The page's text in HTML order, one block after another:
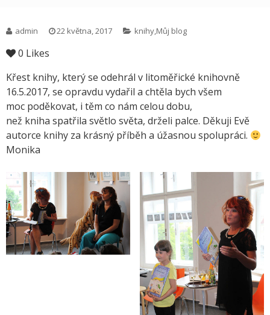
admin 22 května, 2017 knihy,Můj blog
0 Likes
Křest knihy, který se odehrál v litoměřické knihovně
16.5.2017, se opravdu vydařil a chtěla bych všem
moc poděkovat, i těm co nám celou dobu,
než kniha spatřila světlo světa, drželi palce. Děkuji Evě
autorce knihy za krásný příběh a úžasnou spolupráci.
Monika